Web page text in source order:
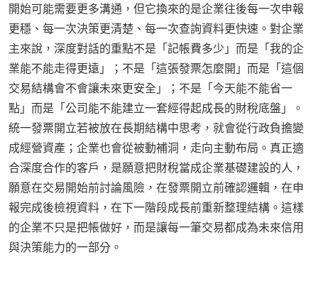
開始可能需要更多溝通，但它換來的是企業往後每一次申報
更穩、每一次決策更清楚、每一次查詢資料更快速。對企業
主來說，深度對話的重點不是「記帳費多少」而是「我的企
業能不能走得更遠」；不是「這張發票怎麼開」而是「這個
交易結構會不會讓未來更安全」；不是「今天能不能省一
點」而是「公司能不能建立一套經得起成長的財稅底盤」。
統一發票開立若被放在長期結構中思考，就會從行政負擔變
成經營資產；企業也會從被動補洞，走向主動布局。真正適
合深度合作的客戶，是願意把財稅當成企業基礎建設的人，
願意在交易開始前討論風險，在發票開立前確認邏輯，在申
報完成後檢視資料，在下一階段成長前重新整理結構。這樣
的企業不只是把帳做好，而是讓每一筆交易都成為未來信用
與決策能力的一部分。